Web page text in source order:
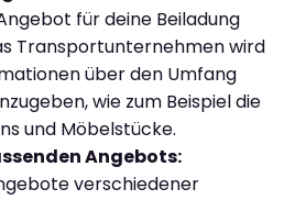
für deine Beiladung
Transportunternehmen wird
über den Umfang
wie zum Beispiel die
und Möbelstücke.
Angebots:
verschiedener